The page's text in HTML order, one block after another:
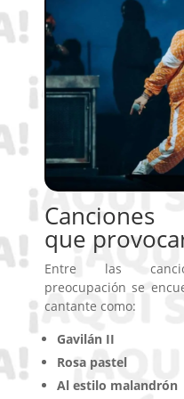
Canciones
que
Entre las
preocupación se
cantante como:
Gavilán II
Rosa pastel
Al estilo malandrón